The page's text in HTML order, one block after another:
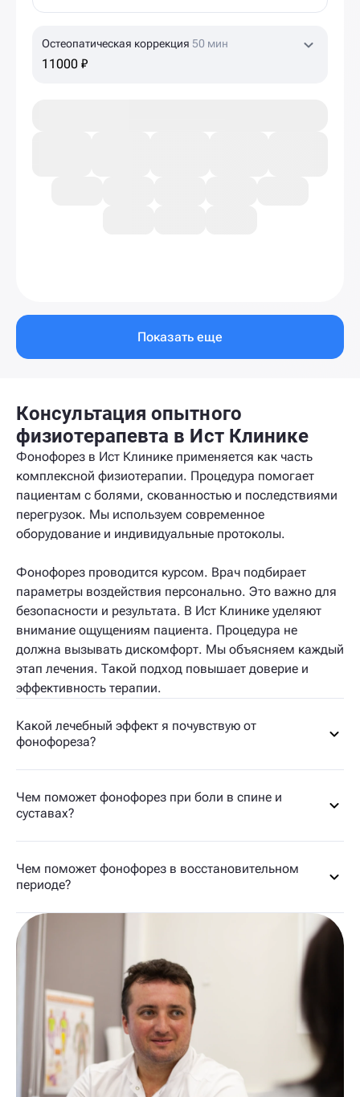
Остеопатическая коррекция 50 мин
11000 ₽
Показать еще
Консультация опытного
физиотерапевта в Ист Клинике
Фонофорез в Ист Клинике применяется как часть
комплексной физиотерапии. Процедура помогает
пациентам с болями, скованностью и последствиями
перегрузок. Мы используем современное
оборудование и индивидуальные протоколы.
Фонофорез проводится курсом. Врач подбирает
параметры воздействия персонально. Это важно для
безопасности и результата. В Ист Клинике уделяют
внимание ощущениям пациента. Процедура не
должна вызывать дискомфорт. Мы объясняем каждый
этап лечения. Такой подход повышает доверие и
эффективность терапии.
Какой лечебный эффект я почувствую от
фонофореза?
Чем поможет фонофорез при боли в спине и
суставах?
Чем поможет фонофорез в восстановительном
периоде?